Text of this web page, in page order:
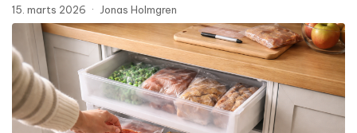
15. marts 2026 · Jonas Holmgren